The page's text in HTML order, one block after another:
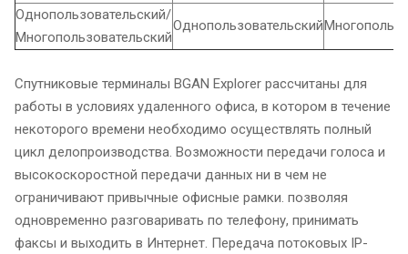
Однопользовательский/
Многопользовательский
Однопользовательский
Спутниковые терминалы BGAN Explorer рассчитаны для
работы в условиях удаленного офиса, в котором в течение
некоторого времени необходимо осуществлять полный
цикл делопроизводства. Возможности передачи голоса и
высокоскоростной передачи данных ни в чем не
ограничивают привычные офисные рамки. позволяя
одновременно разговаривать по телефону, принимать
факсы и выходить в Интернет. Передача потоковых IP-